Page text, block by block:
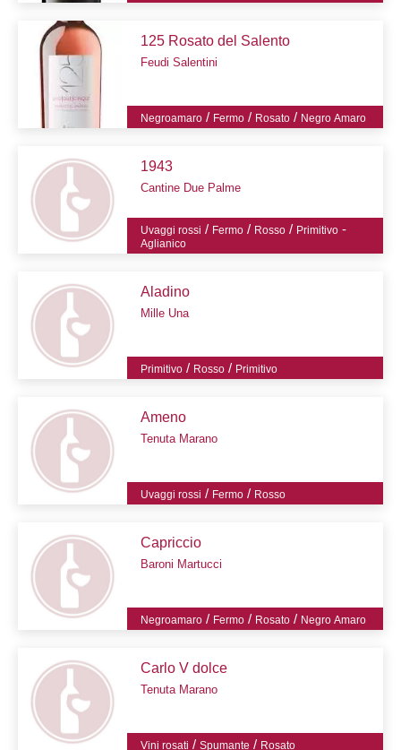
125 Rosato del Salento
Feudi Salentini
Negroamaro / Fermo / Rosato / Negro Amaro
1943
Cantine Due Palme
Uvaggi rossi / Fermo / Rosso / Primitivo -
Aglianico
Aladino
Mille Una
Primitivo / Rosso / Primitivo
Ameno
Tenuta Marano
Uvaggi rossi / Fermo / Rosso
Capriccio
Baroni Martucci
Negroamaro / Fermo / Rosato / Negro Amaro
Carlo V dolce
Tenuta Marano
Vini rosati /Spumante / Rosato